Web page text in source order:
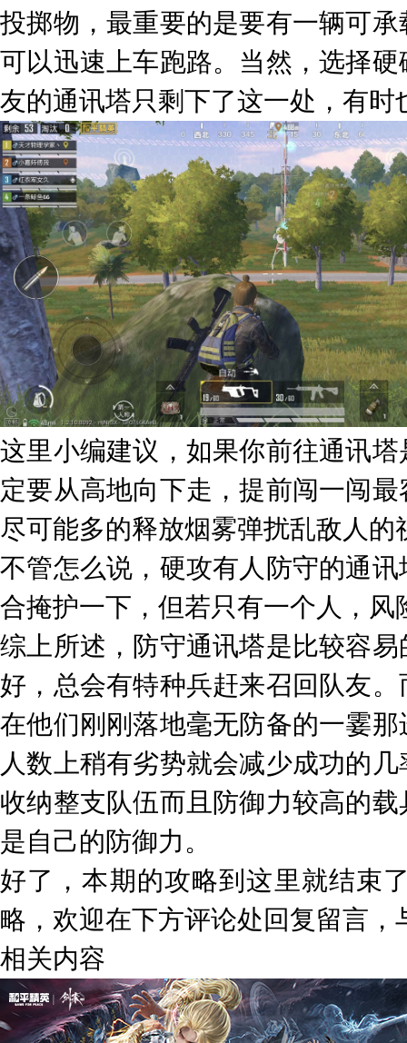
投掷物，最重要的是要有一辆可
可以迅速上车跑路。当然，选择
友的通讯塔只剩下了这一处，有时
这里小编建议，如果你前往通讯
定要从高地向下走，提前闯一闯
尽可能多的释放烟雾弹扰乱敌人
不管怎么说，硬攻有人防守的通
合掩护一下，但若只有一个人，
综上所述，防守通讯塔是比较容
好，总会有特种兵赶来召回队友
在他们刚刚落地毫无防备的一霎
人数上稍有劣势就会减少成功的
收纳整支队伍而且防御力较高的
是自己的防御力。
好了，本期的攻略到这里就结束
略，欢迎在下方评论处回复留言
相关内容